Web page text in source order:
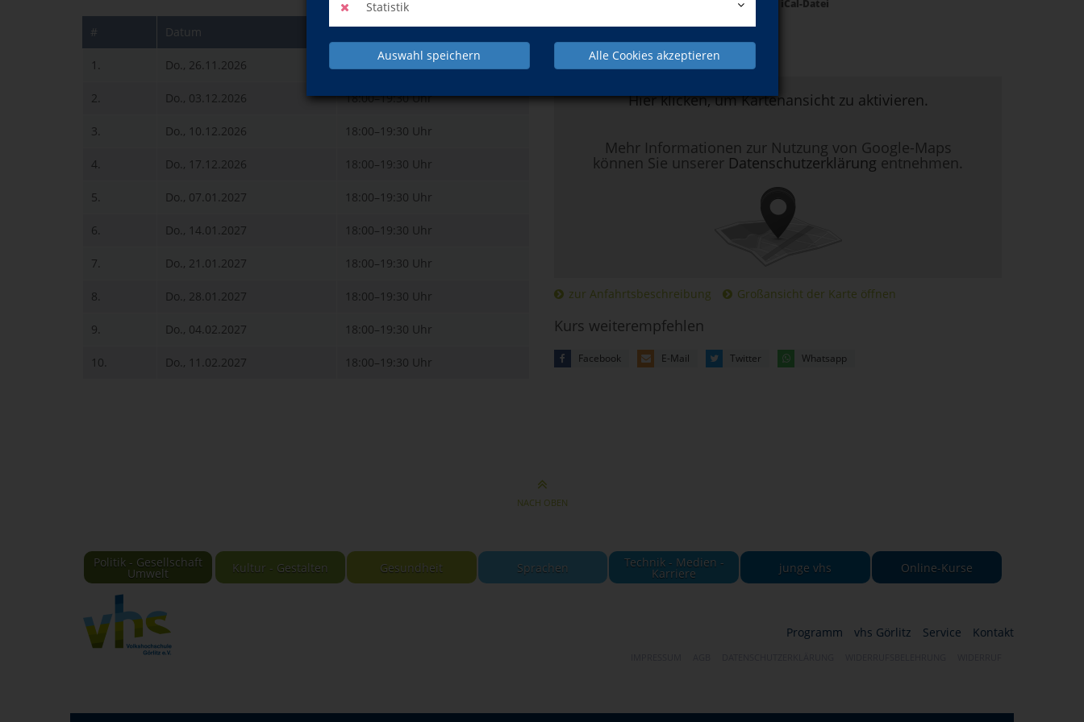
Statistik
Auswahl speichern Alle Cookies akzeptieren
Termine als iCal-Datei
Kursort
Hier klicken, um Kartenansicht zu aktivieren.
Mehr Informationen zur Nutzung von Google-Maps
können Sie unserer Datenschutzerklärung entnehmen.
zur Anfahrtsbeschreibung Großansicht der Karte öffnen
Kurs weiterempfehlen
Facebook E-Mail Twitter Whatsapp
# Datum Uhrzeit
1. Do., 26.11.2026 18:00–19:30 Uhr
2. Do., 03.12.2026 18:00–19:30 Uhr
3. Do., 10.12.2026 18:00–19:30 Uhr
4. Do., 17.12.2026 18:00–19:30 Uhr
5. Do., 07.01.2027 18:00–19:30 Uhr
6. Do., 14.01.2027 18:00–19:30 Uhr
7. Do., 21.01.2027 18:00–19:30 Uhr
8. Do., 28.01.2027 18:00–19:30 Uhr
9. Do., 04.02.2027 18:00–19:30 Uhr
10. Do., 11.02.2027 18:00–19:30 Uhr
NACH OBEN
Politik - Gesellschaft
Umwelt Kultur - Gestalten Gesundheit Sprachen Technik - Medien -
Karriere junge vhs Online-Kurse
Programm vhs Görlitz Service Kontakt